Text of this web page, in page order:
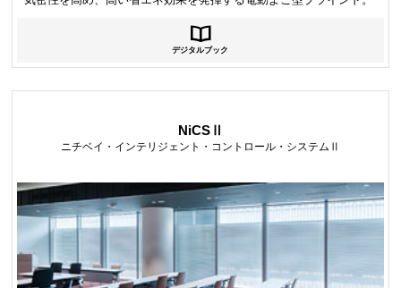
デジタルブック
NiCSⅡ
ニチベイ・インテリジェント・コントロール・システムⅡ